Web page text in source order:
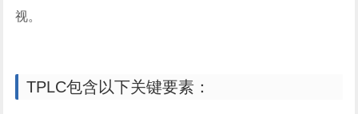
视。
TPLC包含以下关键要素：